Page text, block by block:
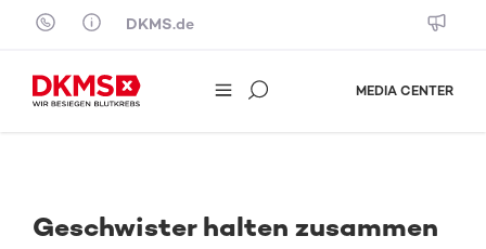
Skip to content
DKMS.de
MEDIA CENTER
Geschwister halten zusammen